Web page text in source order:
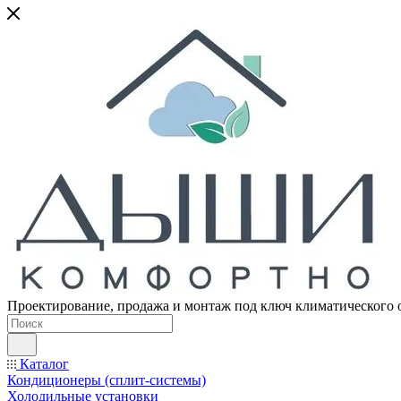
Проектирование, продажа и монтаж под ключ климатического
Каталог
Кондиционеры (сплит-системы)
Холодильные установки